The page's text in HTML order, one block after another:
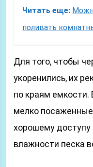
Читать еще:
поливать
Для того, чтобы
укоренились, их
по краям
мелко посаженные
хорошему доступу
влажности песка